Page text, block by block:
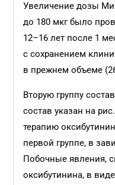
Увеличение дозы
до 180 мкг было
12–16 лет после 1
с сохранением
в прежнем объеме
Вторую группу
состав указан на
терапию
первой группе, в
Побочные явления,
оксибутинина, в